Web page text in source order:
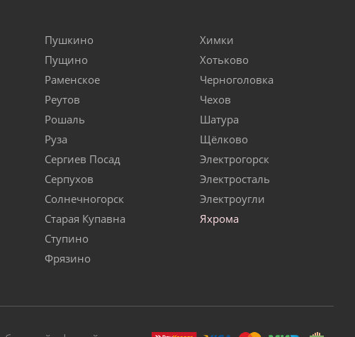
Пушкино
Пущино
Раменское
Реутов
Рошаль
Руза
Сергиев Посад
Серпухов
Солнечногорск
Старая Купавна
Ступино
Фрязино
Химки
Хотьково
Черноголовка
Чехов
Шатура
Щёлково
Электрогорск
Электросталь
Электроугли
Яхрома